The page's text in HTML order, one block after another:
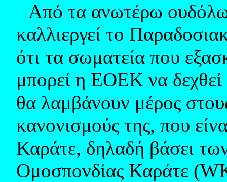
Από τα ανωτέρω
καλλιεργεί το
ότι τα σωματεία που
μπορεί η ΕΟΕΚ να
θα λαμβάνουν μέρος
κανονισμούς της, που
Καράτε, δηλαδή βάσει
Ομοσπονδίας Καράτε (